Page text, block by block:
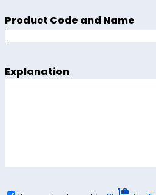
Product Code and Name
Explanation